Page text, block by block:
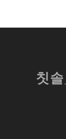
칫